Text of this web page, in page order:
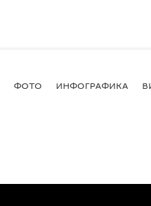
ФОТО ИНФОГРАФИКА